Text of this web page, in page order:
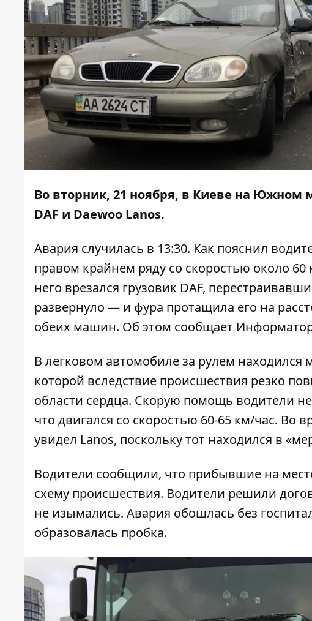
Во вторник, 21 ноября, в Киеве на Южном
DAF и Daewoo Lanos.
Авария случилась в 13:30. Как пояснил
правом крайнем ряду со скоростью около
него врезался грузовик DAF,
развернуло — и фура протащила его на
обеих машин. Об этом сообщает
В легковом автомобиле за рулем
которой вследствие происшествия резко
области сердца. Скорую помощь водители
что двигался со скоростью 60-65 км/час. Во
увидел Lanos, поскольку тот находился в
Водители сообщили, что прибывшие на
схему происшествия. Водители решили
не изымались. Авария обошлась без
образовалась пробка.